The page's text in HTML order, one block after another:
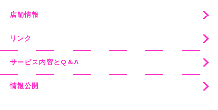
店舗情報
リンク
サービス内容とQ＆A
情報公開